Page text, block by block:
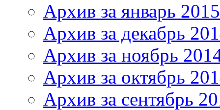
Архив за январь 2015
Архив за декабрь
Архив за ноябрь
Архив за октябрь
Архив за сентябрь